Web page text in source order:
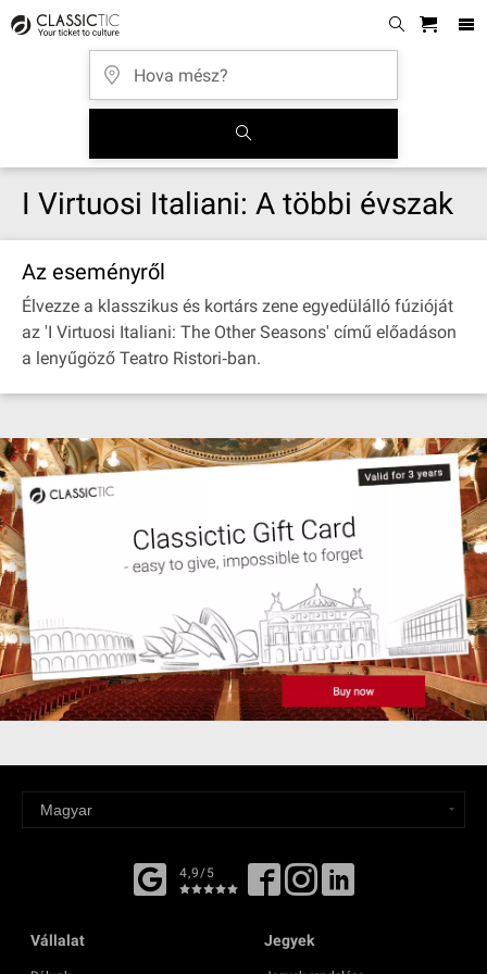
I Virtuosi Italiani: A többi évszak
Az eseményről
Élvezze a klasszikus és kortárs zene egyedülálló fúzióját
az 'I Virtuosi Italiani: The Other Seasons' című előadáson
a lenyűgöző Teatro Ristori‐ban.
4,9/5
Vállalat Jegyek